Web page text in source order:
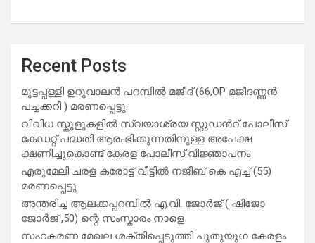
Recent Posts
മുട്ടപ്പള്ളി ഉറുവാലൻ പറമ്പിൽ മജീദ് (66,OP മജീദണ്ണൻ
പച്ചക്കറി ) മരണപ്പെട്ടു..
വിവിധ സ്കൂളുകളില്‍ സ്വയാശ്രയ സ്റ്റുഡന്‍റ് പോലീസ്
കേഡറ്റ് പദ്ധതി ആരംഭിക്കുന്നതിനുള്ള അപേക്ഷ
ക്ഷണിച്ചുകൊണ്ട് കേരള പോലീസ് വിജ്ഞാപനം
എരുമേലി ചരള കരോട്ട് വീട്ടിൽ നജീബ് കെ എച്ച് (55)
മരണപ്പെട്ടു.
അന്തരിച്ച ആ​ല​ക്ക​പ്പ​റമ്പിൽ​ എ.​വി. ജോ​ർ​ജ് ( ഷിജോ
ജോർജ് ,50) ന്റെ സംസ്കാരം നാളെ
സഹകരണ മേഖല ശക്തിപ്പെടുത്തി പുതുയുഗ കേരളം